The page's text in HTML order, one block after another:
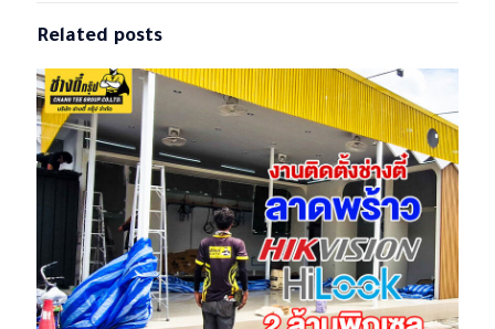
Related posts